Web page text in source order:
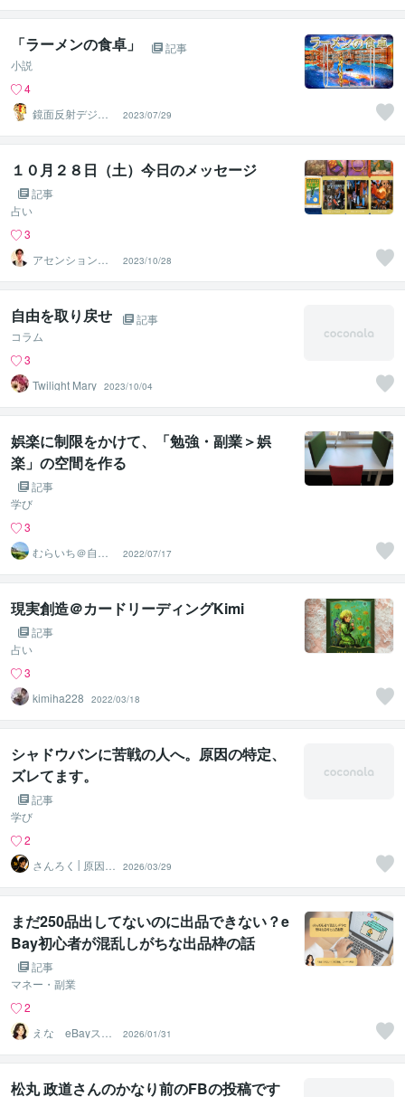
「ラーメンの食卓」
記事
小説
4
鏡面反射デジタ
ルアート製作所
（鈴木穣）
2023/07/29
１０月２８日（土）今日のメッセージ
記事
占い
3
アセンションナ
ビゲーター和（K
azu）
2023/10/28
自由を取り戻せ
記事
コラム
3
Twilight Mary 2023/10/04
娯楽に制限をかけて、「勉強・副業＞娯
楽」の空間を作る
記事
学び
3
むらいち＠自己
啓発ライター
2022/07/17
現実創造＠カードリーディングKimi
記事
占い
3
kimiha228
2022/03/18
シャドウバンに苦戦の人へ。原因の特定、
ズレてます。
記事
学び
2
さんろく│原因特
定×再構築
2026/03/29
まだ250品出してないのに出品できない？e
Bay初心者が混乱しがちな出品枠の話
記事
マネー・副業
2
えな eBayスタ
ートサポーター
2026/01/31
松丸 政道さんのかなり前のFBの投稿です